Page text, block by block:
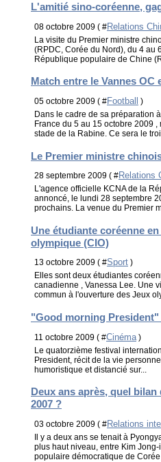
L'amitié sino-coréenne,
08 octobre 2009 ( #Relations
La visite du Premier ministre
(RPDC, Corée du Nord), du 4 au
République populaire de Chine
Match entre le Vannes
05 octobre 2009 ( #Football )
Dans le cadre de sa préparation
France du 5 au 15 octobre 2009
stade de la Rabine. Ce sera le
Le Premier ministre
28 septembre 2009 ( #Relations
L'agence officielle KCNA de la
annoncé, le lundi 28 septembre
prochains. La venue du Premier
Une étudiante coréenne
olympique (CIO)
13 octobre 2009 ( #Sport )
Elles sont deux étudiantes
canadienne , Vanessa Lee. Une
commun à l'ouverture des Jeux
"Good morning
11 octobre 2009 ( #Cinéma )
Le quatorzième festival
President, récit de la vie
humoristique et distancié sur...
Deux ans après, quel
2007 ?
03 octobre 2009 ( #Relations
Il y a deux ans se tenait à
plus haut niveau, entre Kim
populaire démocratique de